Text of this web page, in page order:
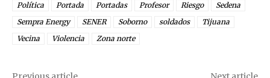
Política
Portada Portadas Profesor Riesgo
Sedena
Sempra Energy
SENER Soborno soldados
Tijuana
Vecina
Violencia Zona norte